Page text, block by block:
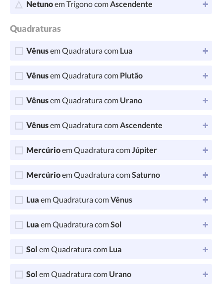
Netunoem Trígono comAscendente
Quadraturas
Vênusem Quadratura com Lua
Vênusem Quadratura com Plutão
Vênusem Quadratura com Urano
Vênusem Quadratura comAscendente
Mercúrioem Quadratura comJúpiter
Mercúrioem Quadratura comSaturno
Lua em Quadratura comVênus
Lua em Quadratura comSol
Sol em Quadratura com Lua
Sol em Quadratura com Urano